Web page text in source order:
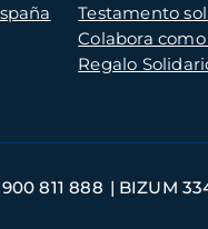
Testamento
Colabora
Regalo
900 811 888 BIZUM